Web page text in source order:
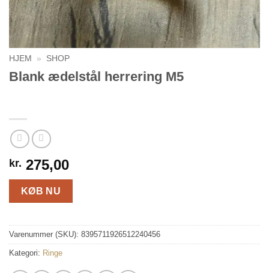
HJEM » SHOP
Blank ædelstål herrering M5
kr. 275,00
KØB NU
Varenummer (SKU): 8395711926512240456
Kategori: Ringe